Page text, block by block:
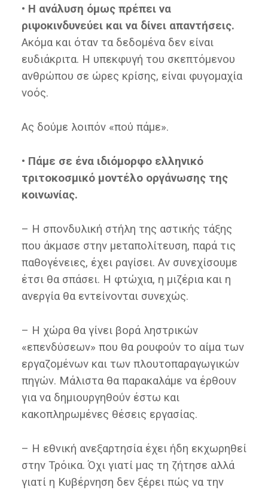
• Η ανάλυση όμως πρέπει να
ριψοκινδυνεύει και να δίνει απαντήσεις.
Ακόμα και όταν τα δεδομένα δεν είναι
ευδιάκριτα. Η υπεκφυγή του σκεπτόμενου
ανθρώπου σε ώρες κρίσης, είναι φυγομαχία
νοός.
Ας δούμε λοιπόν «πού πάμε».
• Πάμε σε ένα ιδιόμορφο ελληνικό
τριτοκοσμικό μοντέλο οργάνωσης της
κοινωνίας.
– Η σπονδυλική στήλη της αστικής τάξης
που άκμασε στην μεταπολίτευση, παρά τις
παθογένειες, έχει ραγίσει. Αν συνεχίσουμε
έτσι θα σπάσει. Η φτώχια, η μιζέρια και η
ανεργία θα εντείνονται συνεχώς.
– Η χώρα θα γίνει βορά ληστρικών
«επενδύσεων» που θα ρουφούν το αίμα των
εργαζομένων και των πλουτοπαραγωγικών
πηγών. Μάλιστα θα παρακαλάμε να έρθουν
για να δημιουργηθούν έστω και
κακοπληρωμένες θέσεις εργασίας.
– Η εθνική ανεξαρτησία έχει ήδη εκχωρηθεί
στην Τρόικα. Όχι γιατί μας τη ζήτησε αλλά
γιατί η Κυβέρνηση δεν ξέρει πώς να την